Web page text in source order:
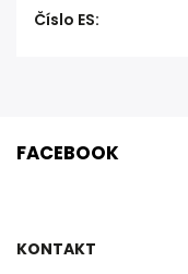
Číslo ES:
FACEBOOK
KONTAKT